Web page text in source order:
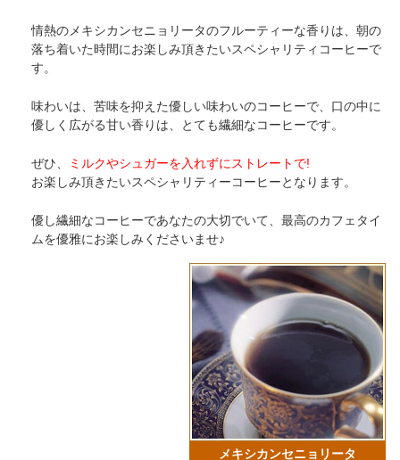
情熱のメキシカンセニョリータのフルーティーな香りは、朝の
落ち着いた時間にお楽しみ頂きたいスペシャリティコーヒーで
す。
味わいは、苦味を抑えた優しい味わいのコーヒーで、口の中に
優しく広がる甘い香りは、とても繊細なコーヒーです。
ぜひ、
ミルクやシュガーを入れずにストレートで!
お楽しみ頂きたいスペシャリティーコーヒーとなります。
優し繊細なコーヒーであなたの大切でいて、最高のカフェタイ
ムを優雅にお楽しみくださいませ♪
メキシカンセニョリータ